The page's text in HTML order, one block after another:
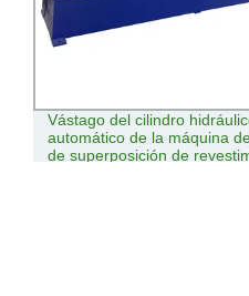
China Fabricante de
plasma 420242 anillo de
80A-130A Xpr300 Antorcha